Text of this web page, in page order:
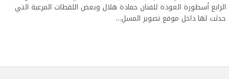
الرابع أسطورة العودة للفنان حمادة هلال وبعض اللقطات المرعبة التي
حدثت لها داخل موقع تصوير المسل…